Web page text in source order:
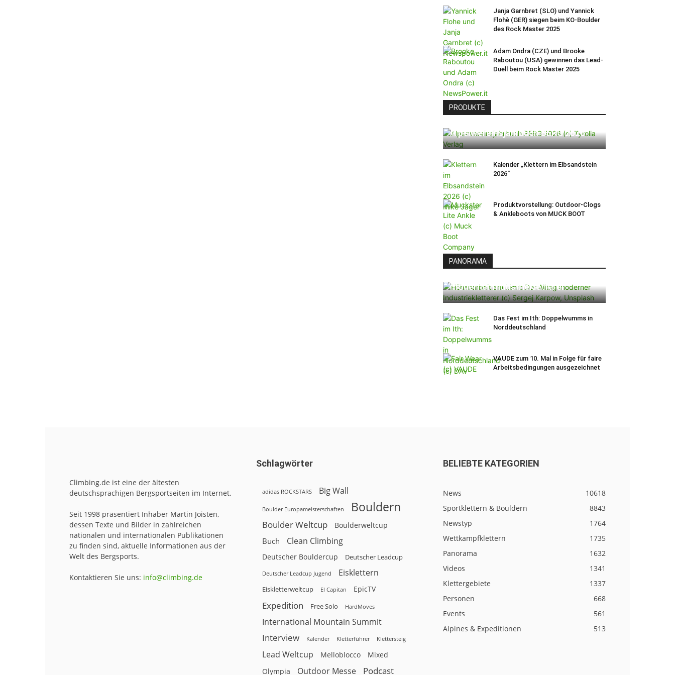
Janja Garnbret (SLO) und Yannick
Flohè (GER) siegen beim KO-Boulder
des Rock Master 2025
Adam Ondra (CZE) und Brooke
Raboutou (USA) gewinnen das Lead-
Duell beim Rock Master 2025
PRODUKTE
Alpenvereinsjahrbuch BERG 2026
Kalender „Klettern im Elbsandstein
2026“
Produktvorstellung: Outdoor-Clogs
& Ankleboots von MUCK BOOT
PANORAMA
moderner Industriekletterer
Das Fest im Ith: Doppelwumms in
Norddeutschland
VAUDE zum 10. Mal in Folge für faire
Arbeitsbedingungen ausgezeichnet
Climbing.de ist eine der ältesten
deutschsprachigen Bergsportseiten im Internet.
Seit 1998 präsentiert Inhaber Martin Joisten,
dessen Texte und Bilder in zahlreichen
nationalen und internationalen Publikationen
zu finden sind, aktuelle Informationen aus der
Welt des Bergsports.
Kontaktieren Sie uns: info@climbing.de
Schlagwörter
adidas ROCKSTARS Big Wall
Boulder Europameisterschaften Bouldern
Boulder Weltcup Boulderweltcup
Buch Clean Climbing
Deutscher Bouldercup Deutscher Leadcup
Deutscher Leadcup Jugend Eisklettern
Eiskletterweltcup El Capitan EpicTV
Expedition Free Solo HardMoves
International Mountain Summit
Interview Kalender Kletterführer Klettersteig
Lead Weltcup Melloblocco Mixed
Olympia Outdoor Messe Podcast
BELIEBTE KATEGORIEN
News
10618
Sportklettern & Bouldern
8843
Newstyp
1764
Wettkampfklettern
1735
Panorama
1632
Videos
1341
Klettergebiete
1337
Personen
668
Events
561
Alpines & Expeditionen
513